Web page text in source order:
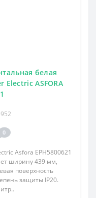
белая
Electric ASFORA
0
Asfora EPH5800621
ширину 439 мм,
поверхность
защиты IP20.